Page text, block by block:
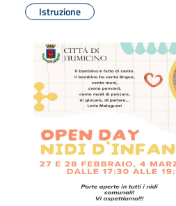
Istruzione